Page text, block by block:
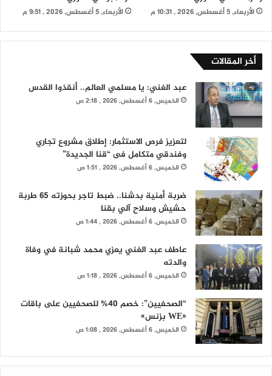
الأربعاء, 5 أغسطس, 2026 , 10:31 م الأربعاء, 5 أغسطس, 2026 , 9:51 م
أخر المقالات
عبد الغني: يا مسلمي العالم.. أنقذوا القدس
الخميس, 6 أغسطس, 2026 , 2:18 ص
لتعزيز فرص الاستثمار: إطلاق مشروع تجاري
وفندقي متكامل فى “قنا الجديدة”
الخميس, 6 أغسطس, 2026 , 1:51 ص
ضربة أمنية بدشنا.. ضبط تاجر بحوزته 65 طربة
حشيش وسلاح آلي بقنا
الخميس, 6 أغسطس, 2026 , 1:44 ص
عاطف عبد الغني يعزي محمد شبانة في وفاة
والدته
الخميس, 6 أغسطس, 2026 , 1:18 ص
“الصحفيين”: خصم 40% للصحفيين على باقات
«WE بزنس»
الخميس, 6 أغسطس, 2026 , 1:08 ص